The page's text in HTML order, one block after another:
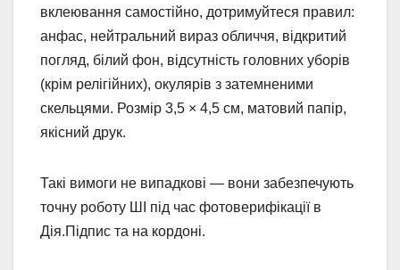
вклеювання самостійно, дотримуйтеся правил:
анфас, нейтральний вираз обличчя, відкритий
погляд, білий фон, відсутність головних уборів
(крім релігійних), окулярів з затемненими
скельцями. Розмір 3,5 × 4,5 см, матовий папір,
якісний друк.
Такі вимоги не випадкові — вони забезпечують
точну роботу ШІ під час фотоверифікації в
Дія.Підпис та на кордоні.